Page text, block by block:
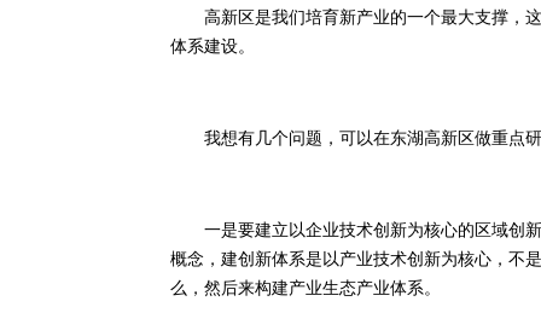
高新区是我们培育新产业的一个最大支撑，这
体系建设。
我想有几个问题，可以在东湖高新区做重点
一是要建立以企业技术创新为核心的区域创新
概念，建创新体系是以产业技术创新为核心，不
么，然后来构建产业生态产业体系。